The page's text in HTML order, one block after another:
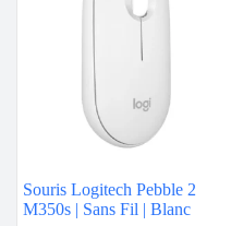
Souris Logitech Pebble 2
M350s | Sans Fil | Blanc